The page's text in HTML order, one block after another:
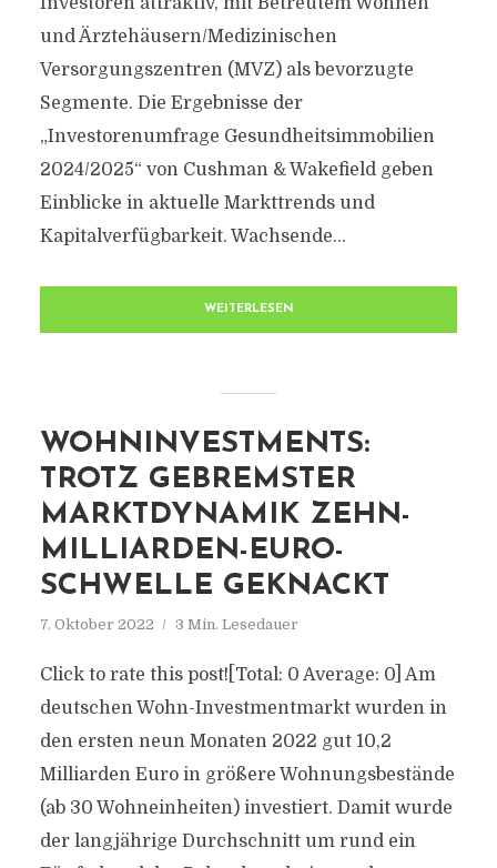
und Ärztehäusern/Medizinischen
Versorgungszentren (MVZ) als bevorzugte
Segmente. Die Ergebnisse der
„Investorenumfrage Gesundheitsimmobilien
2024/2025“ von Cushman & Wakefield geben
Einblicke in aktuelle Markttrends und
Kapitalverfügbarkeit. Wachsende...
WEITERLESEN
WOHNINVESTMENTS:
TROTZ GEBREMSTER
MARKTDYNAMIK ZEHN-
MILLIARDEN-EURO-
SCHWELLE GEKNACKT
7. Oktober 2022 3 Min. Lesedauer
Click to rate this post![Total: 0 Average: 0] Am
deutschen Wohn-Investmentmarkt wurden in
den ersten neun Monaten 2022 gut 10,2
Milliarden Euro in größere Wohnungsbestände
(ab 30 Wohneinheiten) investiert. Damit wurde
der langjährige Durchschnitt um rund ein